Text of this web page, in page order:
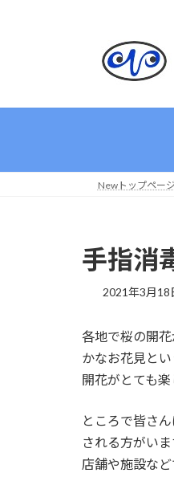
へ
ョ
Newトップページ
手指消
2021年3月18
各地で桜の開
かなお花見と
開花がとても楽
ところで皆さ
される方がいま
店舗や施設な